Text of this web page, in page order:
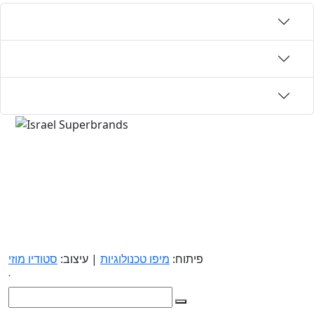
פיתוח: מיפו טכנולוגיות | עיצוב: סטודיו מוזי
.